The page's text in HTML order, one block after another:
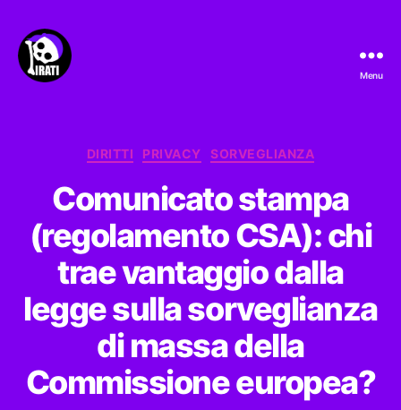
Menu
Categorie
DIRITTI PRIVACY SORVEGLIANZA
Comunicato stampa
(regolamento CSA): chi
trae vantaggio dalla
legge sulla sorveglianza
di massa della
Commissione europea?